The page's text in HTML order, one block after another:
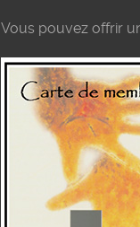
Vous pouvez offrir